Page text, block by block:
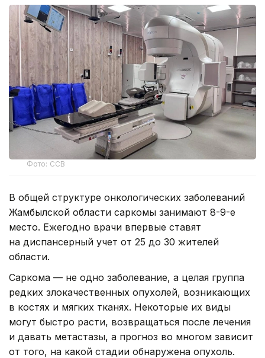
Фото: ССВ
В общей структуре онкологических заболеваний
Жамбылской области саркомы занимают 8-9-е
место. Ежегодно врачи впервые ставят
на диспансерный учет от 25 до 30 жителей
области.
Саркома — не одно заболевание, а целая группа
редких злокачественных опухолей, возникающих
в костях и мягких тканях. Некоторые их виды
могут быстро расти, возвращаться после лечения
и давать метастазы, а прогноз во многом зависит
от того, на какой стадии обнаружена опухоль.